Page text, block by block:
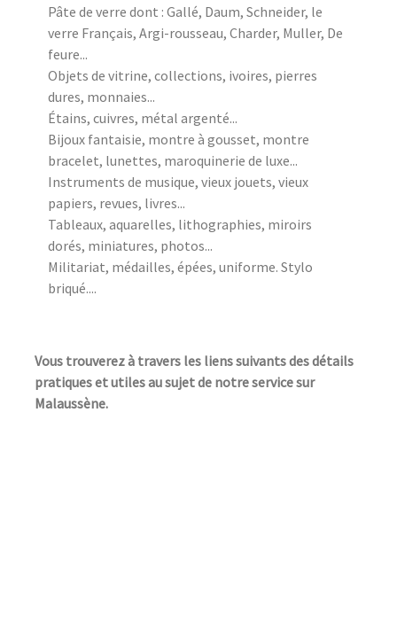
Pâte de verre dont : Gallé, Daum, Schneider, le
verre Français, Argi-rousseau, Charder, Muller, De
feure...
Objets de vitrine, collections, ivoires, pierres
dures, monnaies...
Étains, cuivres, métal argenté...
Bijoux fantaisie, montre à gousset, montre
bracelet, lunettes, maroquinerie de luxe...
Instruments de musique, vieux jouets, vieux
papiers, revues, livres...
Tableaux, aquarelles, lithographies, miroirs
dorés, miniatures, photos...
Militariat, médailles, épées, uniforme. Stylo
briqué....
Vous trouverez à travers les liens suivants des détails
pratiques et utiles au sujet de notre service sur
Malaussène.